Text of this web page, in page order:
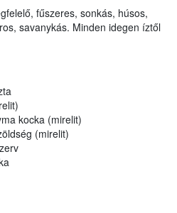
fűszeres, sonkás, húsos,
savanykás. Minden idegen íztől
kocka (mirelit)
(mirelit)